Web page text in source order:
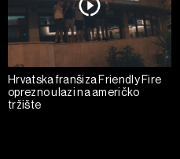
Hrvatska franšiza Friendly Fire
oprezno ulazi na američko
tržište